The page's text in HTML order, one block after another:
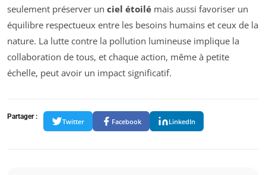
seulement préserver un ciel étoilé mais aussi favoriser un
équilibre respectueux entre les besoins humains et ceux de la
nature. La lutte contre la pollution lumineuse implique la
collaboration de tous, et chaque action, même à petite
échelle, peut avoir un impact significatif.
Partager :
Twitter Facebook LinkedIn